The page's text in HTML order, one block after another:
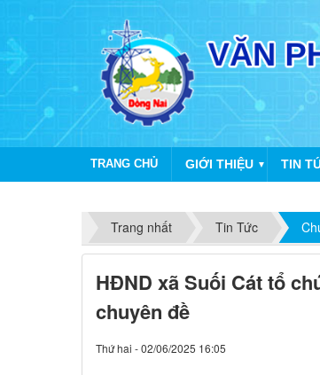
TRANG CHỦ GIỚI THIỆU ▼ TIN
Trang nhất
Tin Tức
HĐND xã Suối Cát tổ
chuyên đề
Thứ hai - 02/06/2025 16:05